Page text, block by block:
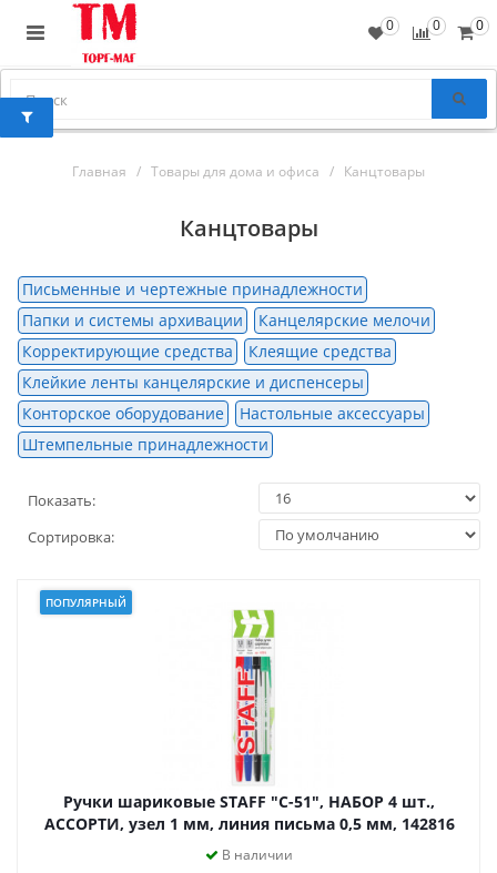
0
0
0
Главная Товары для дома и офиса Канцтовары
Канцтовары
Письменные и чертежные принадлежности
Папки и системы архивации
Канцелярские мелочи
Корректирующие средства
Клеящие средства
Клейкие ленты канцелярские и диспенсеры
Конторское оборудование
Настольные аксессуары
Штемпельные принадлежности
Показать:
Сортировка:
ПОПУЛЯРНЫЙ
Ручки шариковые STAFF "C-51", НАБОР 4 шт.,
АССОРТИ, узел 1 мм, линия письма 0,5 мм, 142816
В наличии